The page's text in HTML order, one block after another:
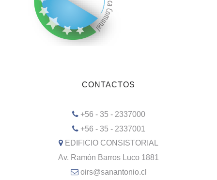
CONTACTOS
+56 - 35 - 2337000
+56 - 35 - 2337001
EDIFICIO CONSISTORIAL
Av. Ramón Barros Luco 1881
oirs@sanantonio.cl